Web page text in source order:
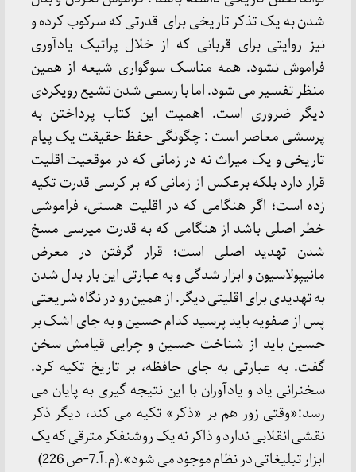
شدن به یک تذکر تاریخی برای قدرتی که سرکوب کرده و
نیز روایتی برای قربانی که از خلال پراتیک یادآوری
فراموش نشود. همه مناسک سوگواری شیعه از همین
منظر تفسیر می شود. اما با رسمی شدن تشیع رویکردی
دیگر ضروری است. اهمیت این کتاب پرداختن به
پرسشی معاصر است : چگونگی حفظ حقیقت یک پیام
تاریخی و یک میراث نه در زمانی که در موقعیت اقلیت
قرار دارد بلکه برعکس از زمانی که بر کرسی قدرت تکیه
زده است؛ اگر هنگامی که در اقلیت هستی، فراموشی
خطر اصلی باشد از هنگامی که به قدرت میرسی مسخ
شدن تهدید اصلی است؛ قرار گرفتن در معرض
مانیپولاسیون و ابزار شدگی و به عبارتی این بار بدل شدن
به تهدیدی برای اقلیتی دیگر. از همین رو در نگاه شریعتی
پس از صفویه باید پرسید کدام حسین و به جای اشک بر
حسین باید از شناخت حسین و چرایی قیامش سخن
گفت. به عبارتی به جای حافظه، بر تاریخ تکیه کرد.
سخنرانی یاد و یادآوران با این نتیجه گیری به پایان می
رسد:«وقتی زور هم بر «ذکر» تکیه می کند، دیگر ذکر
نقشی انقلابی ندارد و ذاکر نه یک روشنفکر مترقی که یک
ابزار تبلیغاتی در نظام موجود می شود».(م.آ.7-ص 226)